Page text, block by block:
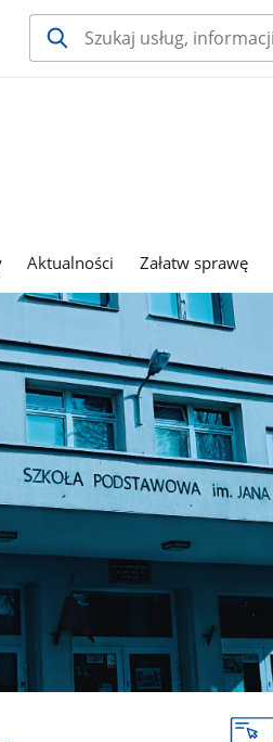
Aktualności Załatw sprawę